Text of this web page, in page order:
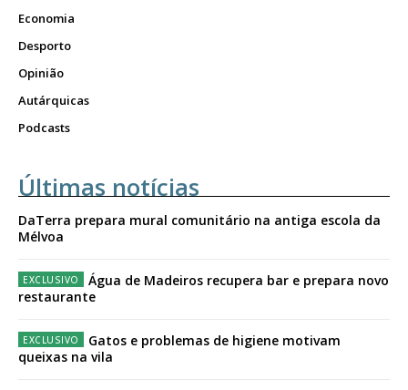
Economia
Desporto
Opinião
Autárquicas
Podcasts
Últimas notícias
DaTerra prepara mural comunitário na antiga escola da
Mélvoa
Água de Madeiros recupera bar e prepara novo
restaurante
Gatos e problemas de higiene motivam
queixas na vila